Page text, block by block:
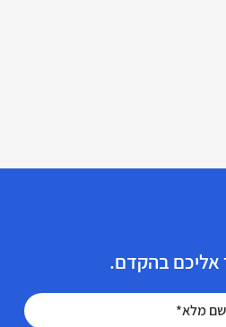
אליכם בהקדם.